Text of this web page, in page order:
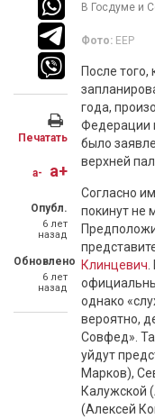
Печатать
a- a+
Опубл.
6 лет
назад
Обновлено
6 лет
назад
В Госдуме и
Фото: ЕЕР
После того,
года,
Федерации
было
верхней
Согласно
покинут не
Клинцевич
однако
вероятно,
Совфед».
уйдут
Марков),
Калужской
(Алексей